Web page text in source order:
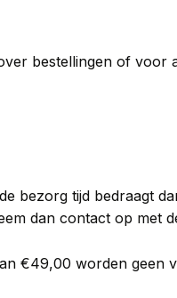
bestellingen of voor
bezorg tijd bedraagt
dan contact op met
€49,00 worden geen